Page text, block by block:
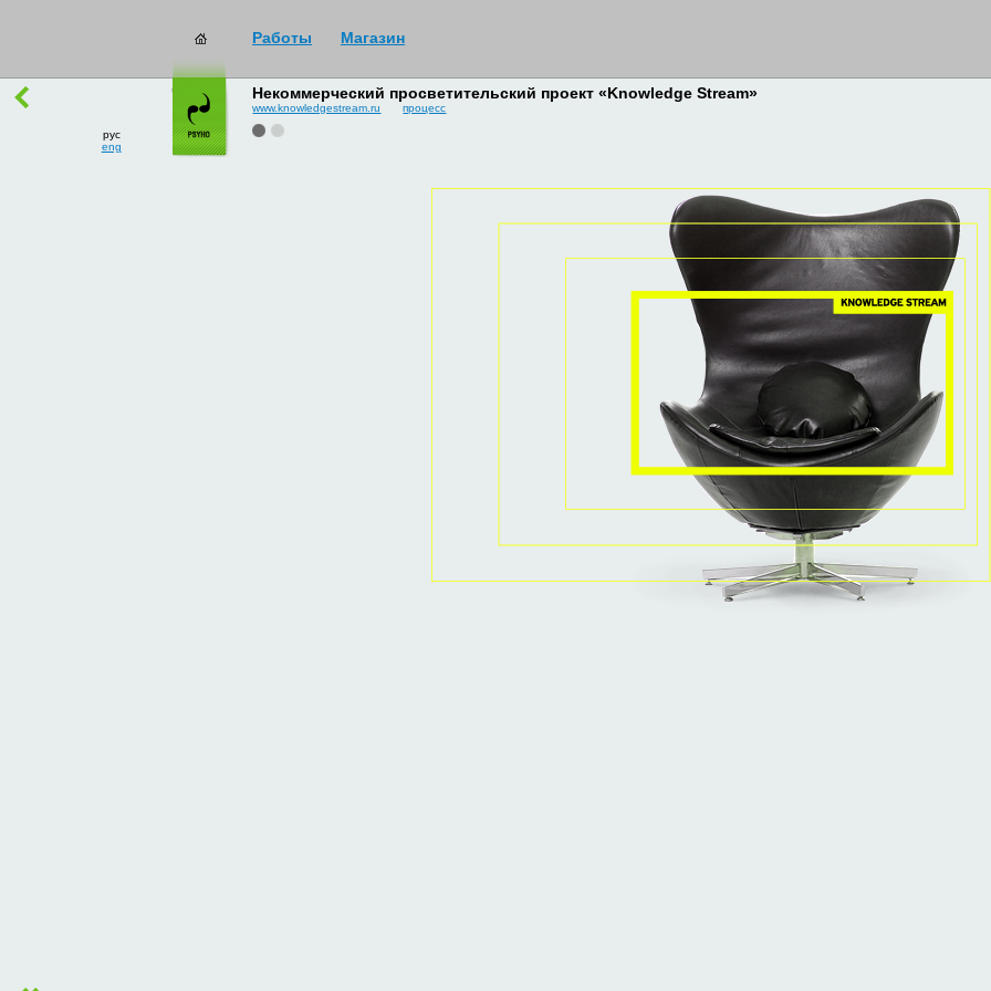
Работы Магазин
eng
Некоммерческий просветительский проект «Knowledge Stream»
www.knowledgestream.ru процесс